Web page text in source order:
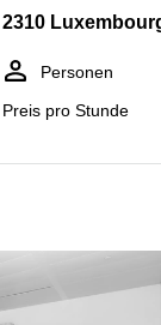
2310
Personen
Preis pro Stunde